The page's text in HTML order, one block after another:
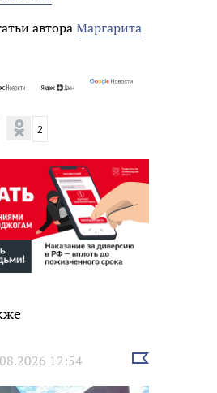
автораМаргарита
2
12:54
Выбрать